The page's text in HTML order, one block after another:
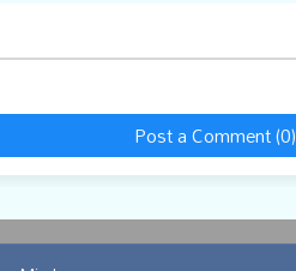
Post a Comment (0)